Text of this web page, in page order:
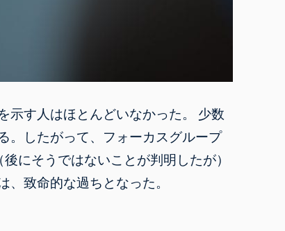
示す人はほとんどいなかった。 少数
。したがって、フォーカスグループ
にそうではないことが判明したが）
致命的な過ちとなった。